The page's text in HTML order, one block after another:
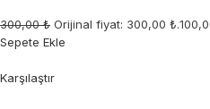
300,00 ₺ Orijinal fiyat: 300,00 ₺.
Sepete Ekle
Karşılaştır